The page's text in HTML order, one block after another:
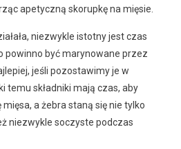
apetyczną skorupkę na mięsie.
niezwykle istotny jest czas
powinno być marynowane przez
jeśli pozostawimy je w
temu składniki mają czas, aby
a żebra staną się nie tylko
niezwykle soczyste podczas